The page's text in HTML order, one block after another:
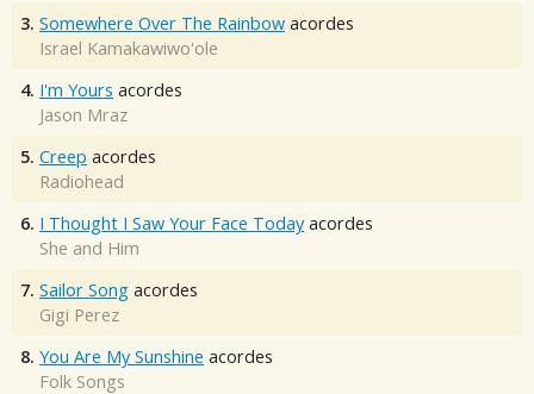
3. Somewhere Over The Rainbow acordes
Israel Kamakawiwo'ole
4. I'm Yours acordes
Jason Mraz
5. Creep acordes
Radiohead
6. I Thought I Saw Your Face Today acordes
She and Him
7. Sailor Song acordes
Gigi Perez
8. You Are My Sunshine acordes
Folk Songs